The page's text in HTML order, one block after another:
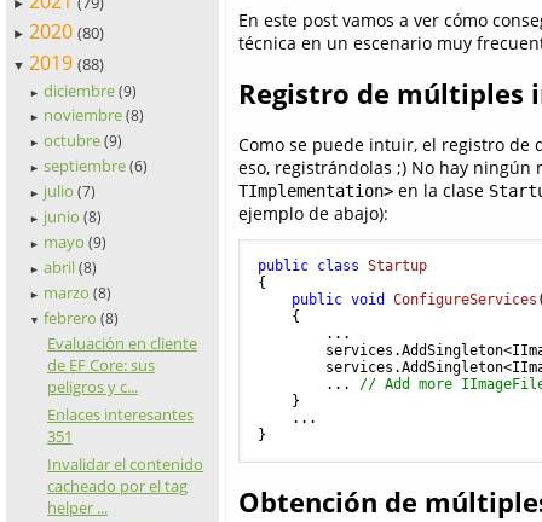
►
► 2020 (80)
▼ 2019 (88)
► diciembre (9)
► noviembre (8)
► octubre (9)
► septiembre (6)
► julio (7)
► junio (8)
► mayo (9)
► abril (8)
► marzo (8)
▼ febrero (8)
Evaluación en cliente
de EF Core: sus
peligros y c...
Enlaces interesantes
351
Invalidar el contenido
cacheado por el tag
helper ...
En este post vamos a ver cómo
técnica en un escenario muy
Registro de múltiples
Como se puede intuir, el registro
eso, registrándolas ;) No hay
TImplementation> en la clase
ejemplo de abajo):
public class Startup
{
public void ConfigureServices
    {
        ...
        ...
// Add more
    }
    ...
}
Obtención de